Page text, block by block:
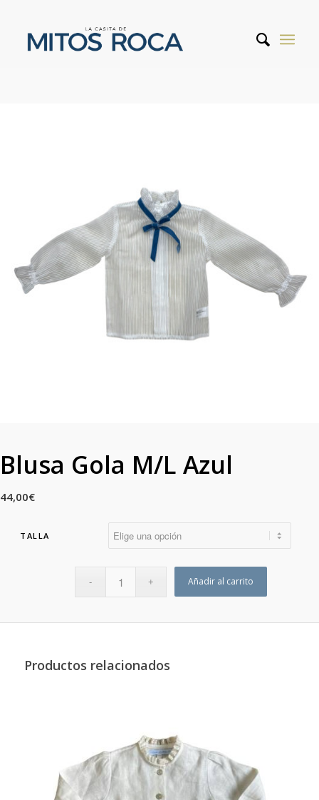
Blusa Gola M/L Azul
44,00€
TALLA
Añadir al carrito
Productos relacionados